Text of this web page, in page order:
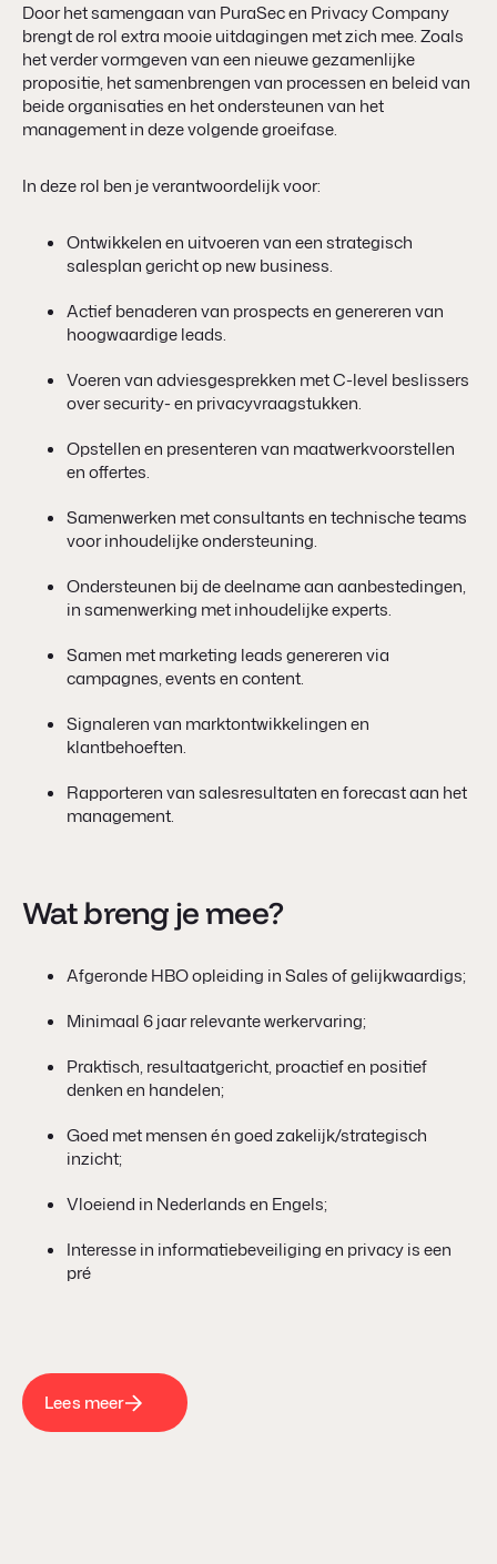
Door het samengaan van PuraSec en Privacy Company
brengt de rol extra mooie uitdagingen met zich mee. Zoals
het verder vormgeven van een nieuwe gezamenlijke
propositie, het samenbrengen van processen en beleid van
beide organisaties en het ondersteunen van het
management in deze volgende groeifase.
In deze rol ben je verantwoordelijk voor:
Ontwikkelen en uitvoeren van een strategisch
salesplan gericht op new business.
Actief benaderen van prospects en genereren van
hoogwaardige leads.
Voeren van adviesgesprekken met C-level beslissers
over security- en privacyvraagstukken.
Opstellen en presenteren van maatwerkvoorstellen
en offertes.
Samenwerken met consultants en technische teams
voor inhoudelijke ondersteuning.
Ondersteunen bij de deelname aan aanbestedingen,
in samenwerking met inhoudelijke experts.
Samen met marketing leads genereren via
campagnes, events en content.
Signaleren van marktontwikkelingen en
klantbehoeften.
Rapporteren van salesresultaten en forecast aan het
management.
Wat breng je mee?
Afgeronde HBO opleiding in Sales of gelijkwaardigs;
Minimaal 6 jaar relevante werkervaring;
Praktisch, resultaatgericht, proactief en positief
denken en handelen;
Goed met mensen én goed zakelijk/strategisch
inzicht;
Vloeiend in Nederlands en Engels;
Interesse in informatiebeveiliging en privacy is een
pré
Lees meer